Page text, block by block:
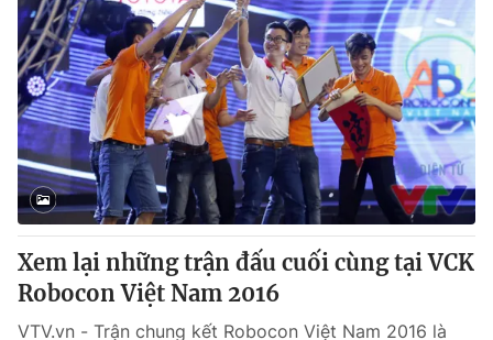
Xem lại những trận đấu cuối cùng tại VCK
Robocon Việt Nam 2016
VTV.vn - Trận chung kết Robocon Việt Nam 2016 là